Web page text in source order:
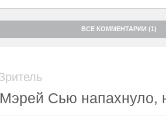
ВСЕ КОММЕНТАРИИ (1)
Сью напахнуло,